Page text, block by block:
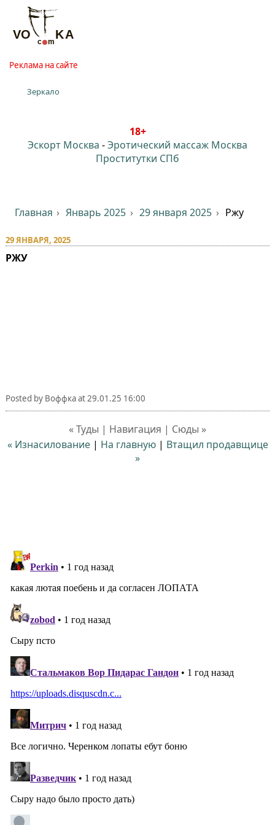
Реклама на сайте
Зеркало
18+
Эскорт Москва -Эротический массаж Москва
Проститутки СПб
Главная Январь 2025 29 января 2025 Ржу
29 ЯНВАРЯ, 2025
РЖУ
Posted by Воффкаat 29.01.25 16:00
« Туды | Навигация | Сюды »
« Изнасилование| На главную| Втащил продавщице
»